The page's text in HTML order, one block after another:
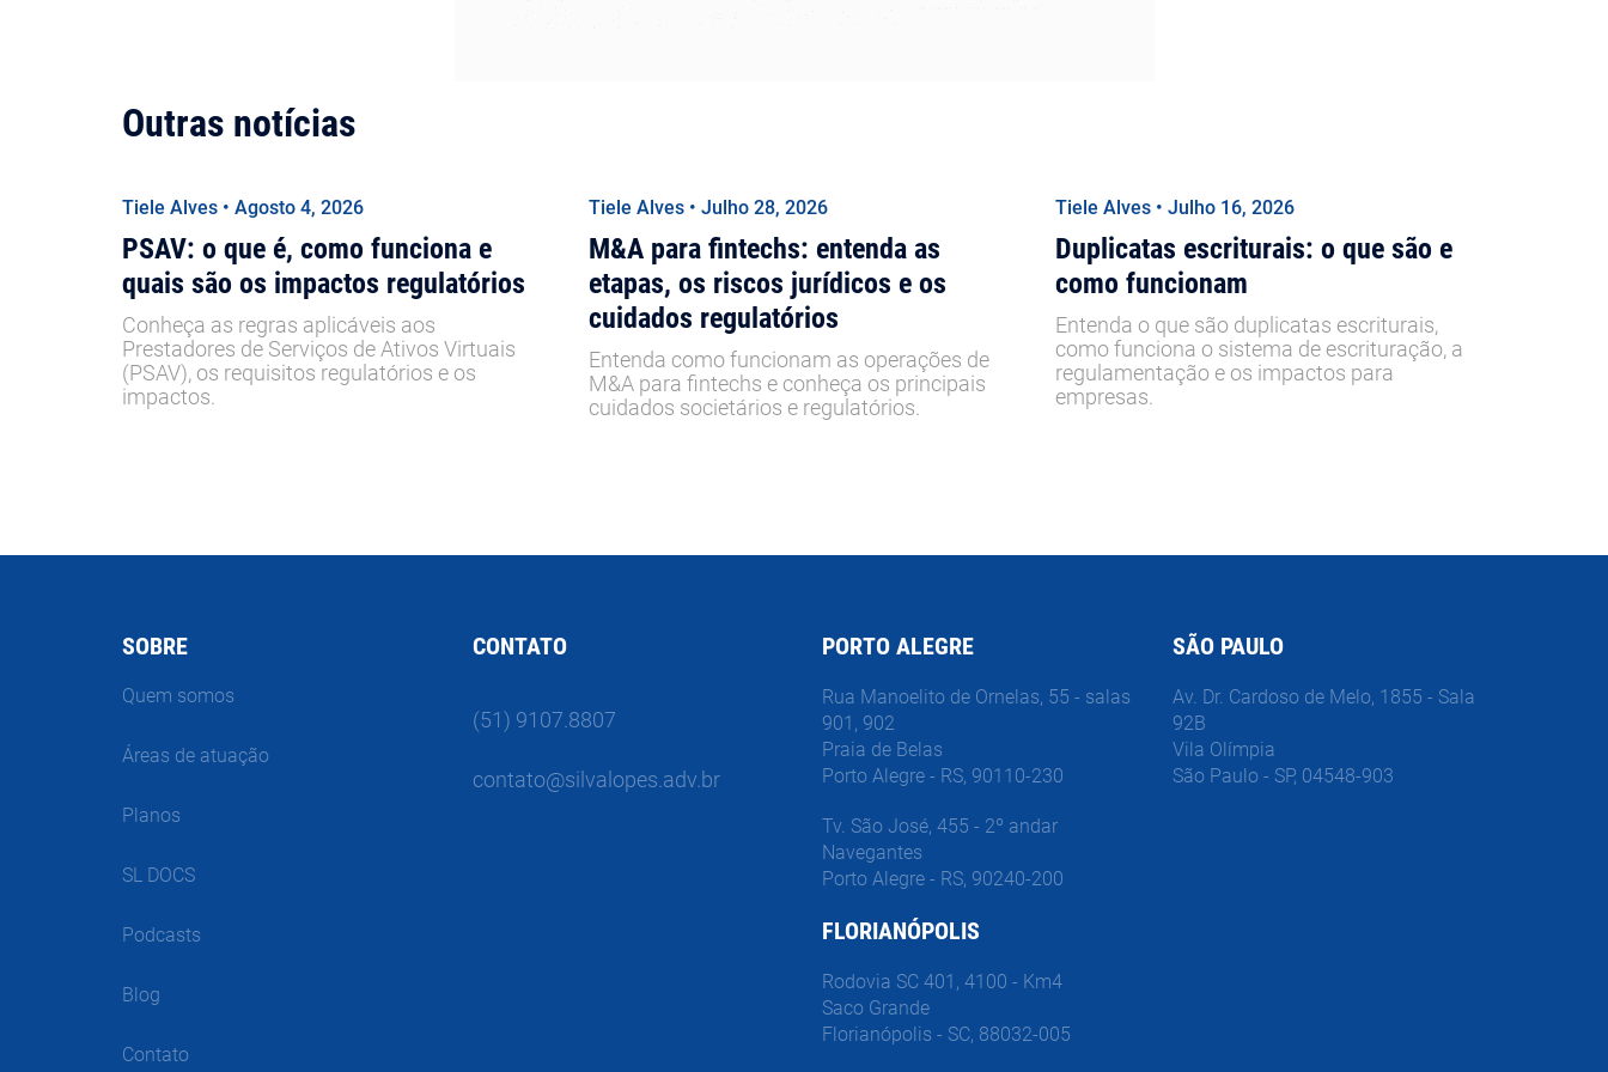
Outras notícias
Tiele Alves • Agosto 4, 2026
PSAV: o que é, como funciona e
quais são os impactos regulatórios
Conheça as regras aplicáveis aos
Prestadores de Serviços de Ativos Virtuais
(PSAV), os requisitos regulatórios e os
impactos.
Tiele Alves • Julho 28, 2026
M&A para fintechs: entenda as
etapas, os riscos jurídicos e os
cuidados regulatórios
Entenda como funcionam as operações de
M&A para fintechs e conheça os principais
cuidados societários e regulatórios.
Tiele Alves • Julho 16, 2026
Duplicatas escriturais: o que são e
como funcionam
Entenda o que são duplicatas escriturais,
como funciona o sistema de escrituração, a
regulamentação e os impactos para
empresas.
SOBRE
Quem somos
Áreas de atuação
Planos
SL DOCS
Podcasts
Blog
Contato
CONTATO
(51) 9107.8807
contato@silvalopes.adv.br
PORTO ALEGRE
Rua Manoelito de Ornelas, 55 - salas
901, 902
Praia de Belas
Porto Alegre - RS, 90110-230
Tv. São José, 455 - 2º andar
Navegantes
Porto Alegre - RS, 90240-200
FLORIANÓPOLIS
Rodovia SC 401, 4100 - Km4
Saco Grande
Florianópolis - SC, 88032-005
SÃO PAULO
Av. Dr. Cardoso de Melo, 1855 - Sala
92B
Vila Olímpia
São Paulo - SP, 04548-903